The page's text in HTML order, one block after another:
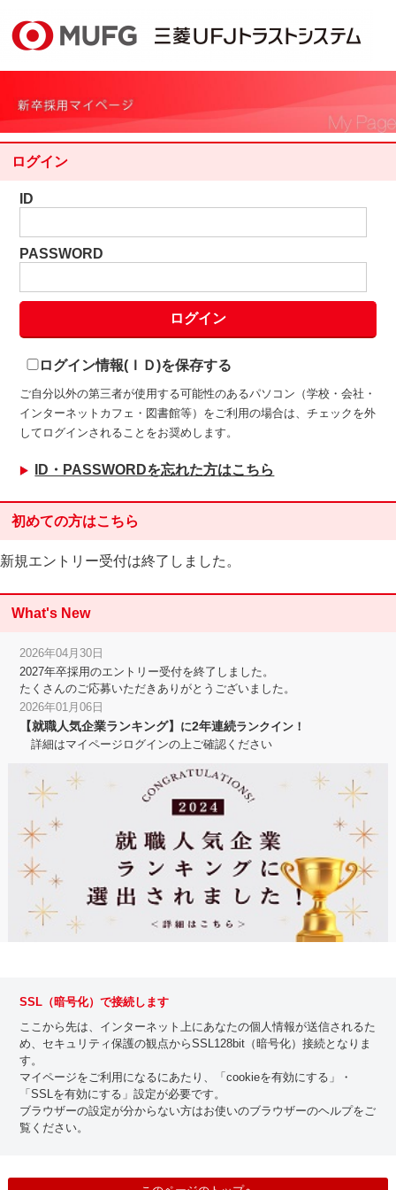
ログイン
ID
PASSWORD
ログイン情報(ＩＤ)を保存する
ご自分以外の第三者が使用する可能性のあるパソコン（学校・会社・
インターネットカフェ・図書館等）をご利用の場合は、チェックを外
してログインされることをお奨めします。
ID・PASSWORDを忘れた方はこちら
初めての方はこちら
新規エントリー受付は終了しました。
What's New
2026年04月30日
2027年卒採用のエントリー受付を終了しました。
たくさんのご応募いただきありがとうございました。
2026年01月06日
【就職人気企業ランキング】 に2年連続ランクイン！
詳細はマイページログインの上ご確認ください
SSL（暗号化）で接続します
ここから先は、インターネット上にあなたの個人情報が送信されるた
め、セキュリティ保護の観点からSSL128bit（暗号化）接続となりま
す。
マイページをご利用になるにあたり、「cookieを有効にする」・
「SSLを有効にする」設定が必要です。
ブラウザーの設定が分からない方はお使いのブラウザーのヘルプをご
覧ください。